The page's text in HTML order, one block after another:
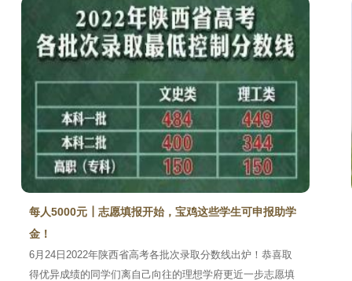
每人5000元┃志愿填报开始，宝鸡这些学生可申报助学
金！
6月24日2022年陕西省高考各批次录取分数线出炉！恭喜取
得优异成绩的同学们离自己向往的理想学府更近一步志愿填